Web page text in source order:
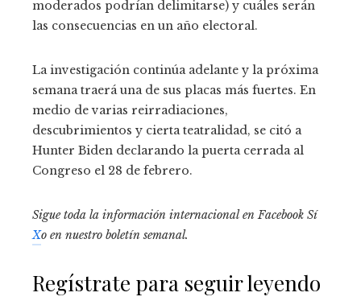
moderados podrían delimitarse) y cuáles serán
las consecuencias en un año electoral.
La investigación continúa adelante y la próxima
semana traerá una de sus placas más fuertes. En
medio de varias reirradiaciones,
descubrimientos y cierta teatralidad, se citó a
Hunter Biden declarando la puerta cerrada al
Congreso el 28 de febrero.
Sigue toda la información internacional enFacebook Sí
Xo en nuestro boletín semanal.
Regístrate para seguir leyendo